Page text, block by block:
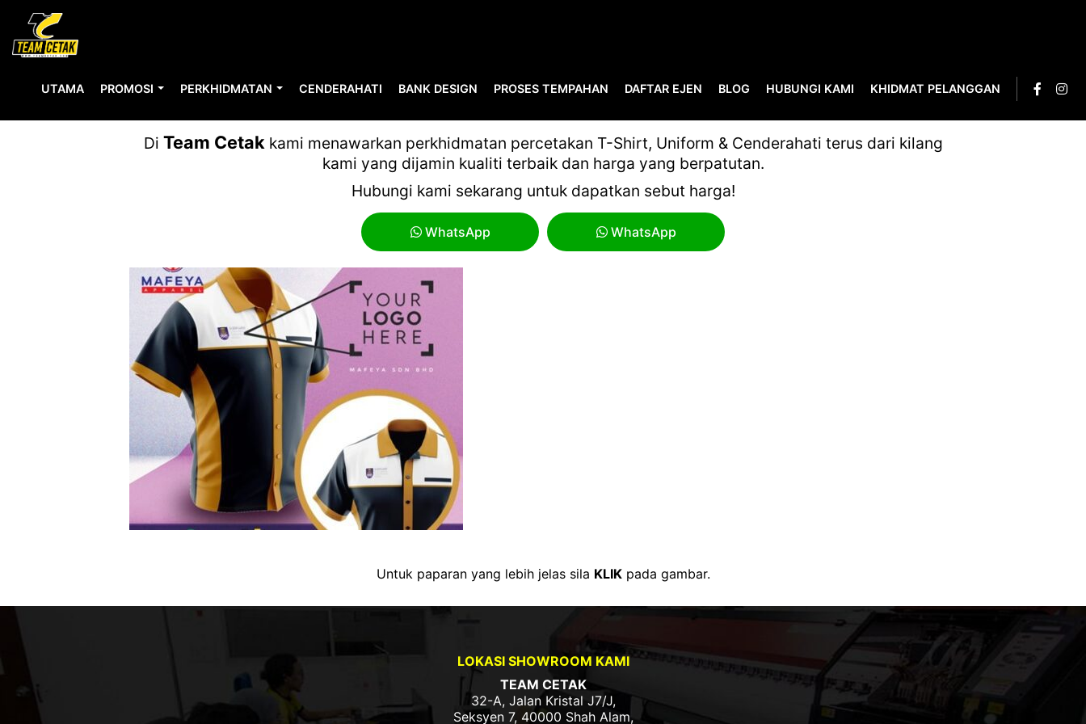
UTAMA PROMOSI PERKHIDMATAN CENDERAHATI BANK DESIGN PROSES TEMPAHAN DAFTAR EJEN BLOG HUBUNGI KAMI KHIDMAT PELANGGAN
Di Team Cetakkami menawarkan perkhidmatan percetakan T-Shirt, Uniform & Cenderahati terus dari kilang
kami yang dijamin kualiti terbaik dan harga yang berpatutan.
Hubungi kami sekarang untuk dapatkan sebut harga!
WhatsApp WhatsApp
Untuk paparan yang lebih jelas sila KLIKpada gambar.
LOKASI SHOWROOM KAMI
TEAM CETAK
32-A, Jalan Kristal J7/J,
Seksyen 7, 40000 Shah Alam,